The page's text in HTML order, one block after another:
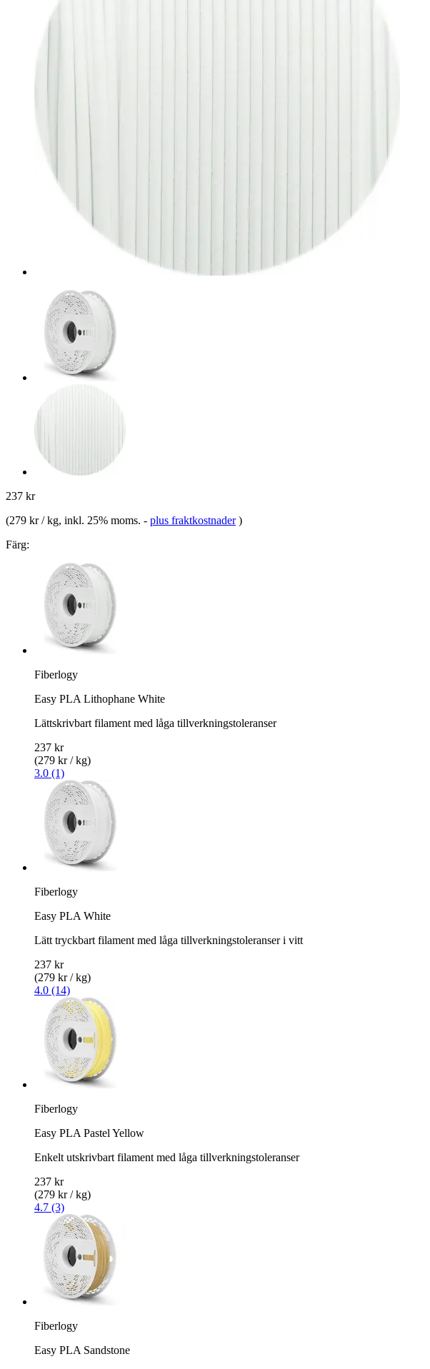
237 kr
(279 kr / kg, inkl. 25% moms. - plus fraktkostnader )
Färg:
Fiberlogy
Easy PLA Lithophane White
Lättskrivbart filament med låga tillverkningstoleranser
237 kr
(279 kr / kg)
3.0 (1)
Fiberlogy
Easy PLA White
Lätt tryckbart filament med låga tillverkningstoleranser i vitt
237 kr
(279 kr / kg)
4.0 (14)
Fiberlogy
Easy PLA Pastel Yellow
Enkelt utskrivbart filament med låga tillverkningstoleranser
237 kr
(279 kr / kg)
4.7 (3)
Fiberlogy
Easy PLA Sandstone